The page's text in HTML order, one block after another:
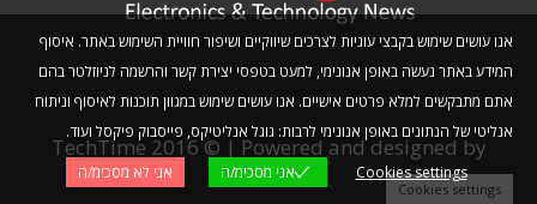
אנו עושים שימוש בקבצי עוגיות לצרכים שיווקיים ושיפור חוויית השימוש באתר. איסוף
המידע באתר נעשה באופן אנונימי, למעט בטפסי יצירת קשר והרשמה לניוזלטר בהם
אתם מתבקשים למלא פרטים אישיים. אנו עושים שימוש במגוון תוכנות לאיסוף וניתוח
אנליטי של הנתונים באופן אנונימי לרבות: גוגל אנליטיקס, פייסבוק פיקסל ועוד.
Cookies settings
אני מסכימ/ה אני לא מסכימ/ה
Cookies settings
TechTime 2016 © | Powered and designed by
Planwize